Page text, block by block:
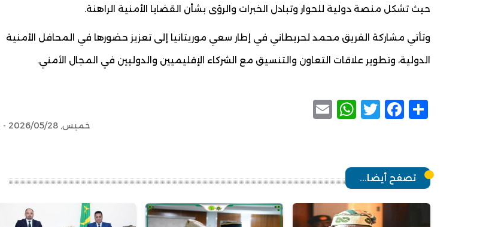
حيث تشكل منصة دولية للحوار وتبادل الخبرات والرؤى بشأن القضايا الأمنية الراهنة.
وتأتي مشاركة الفريق محمد لحريطاني في إطار سعي موريتانيا إلى تعزيز حضورها في المحافل الأمنية
الدولية، وتطوير علاقات التعاون والتنسيق مع الشركاء الإقليميين والدوليين في المجال الأمني.
Share
Facebook
Twitter
WhatsApp
خميس, 2026/05/28 - 12:54
تصفح أيضا...